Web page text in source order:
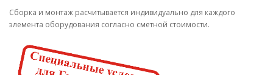
Cборка и монтаж расчитывается индивидуально для каждого
элемента оборудования согласно сметной стоимости.